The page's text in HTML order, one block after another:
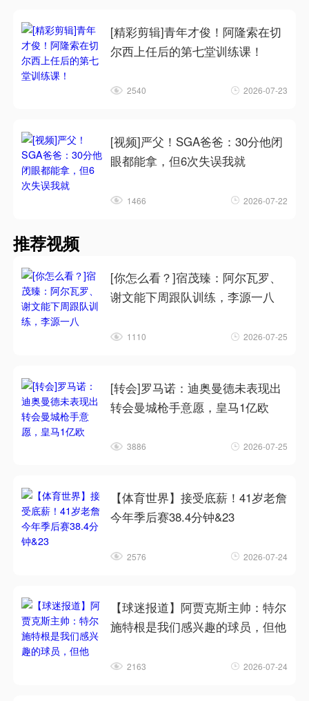
[精彩剪辑]青年才俊！阿隆索在切
尔西上任后的第七堂训练课！
2540 2026-07-23
[视频]严父！SGA爸爸：30分他闭
眼都能拿，但6次失误我就
1466 2026-07-22
推荐视频
[你怎么看？]宿茂臻：阿尔瓦罗、
谢文能下周跟队训练，李源一八
1110 2026-07-25
[转会]罗马诺：迪奥曼德未表现出
转会曼城枪手意愿，皇马1亿欧
3886 2026-07-25
【体育世界】接受底薪！41岁老詹
今年季后赛38.4分钟&23
2576 2026-07-24
【球迷报道】阿贾克斯主帅：特尔
施特根是我们感兴趣的球员，但他
2163 2026-07-24